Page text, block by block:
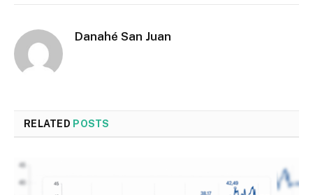
Danahé San Juan
RELATED POSTS